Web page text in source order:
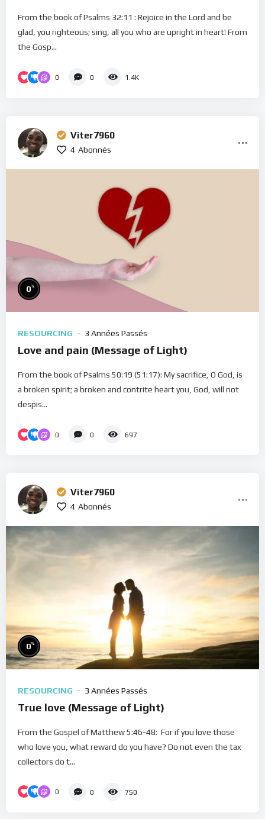
From the book of Psalms 32:11 : Rejoice in the Lord and be
glad, you righteous; sing, all you who are upright in heart! From
the Gosp...
0 0 1.4K
Viter7960
4 Abonnés
0%
RESOURCING 3 Années Passés
Love and pain (Message of Light)
From the book of Psalms 50:19 (51:17): My sacrifice, O God, is
a broken spirit; a broken and contrite heart you, God, will not
despis...
0 0 697
Viter7960
4 Abonnés
0%
RESOURCING 3 Années Passés
True love (Message of Light)
From the Gospel of Matthew 5:46-48: For if you love those
who love you, what reward do you have? Do not even the tax
collectors do t...
0 0 750